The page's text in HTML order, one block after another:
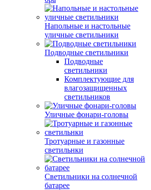
Напольные и настольные
уличные светильники
Подводные светильники
Подводные
светильники
Комплектующие для
влагозащищенных
светильников
Уличные фонари-головы
Тротуарные и газонные
светильнки
Светильники на солнечной
батарее